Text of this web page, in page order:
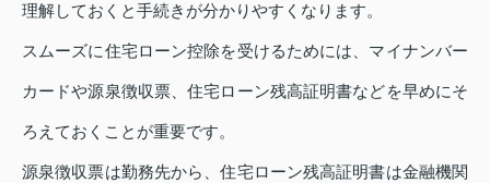
理解しておくと手続きが分かりやすくなります。
スムーズに住宅ローン控除を受けるためには、マイナンバー
カードや源泉徴収票、住宅ローン残高証明書などを早めにそ
ろえておくことが重要です。
源泉徴収票は勤務先から、住宅ローン残高証明書は金融機関